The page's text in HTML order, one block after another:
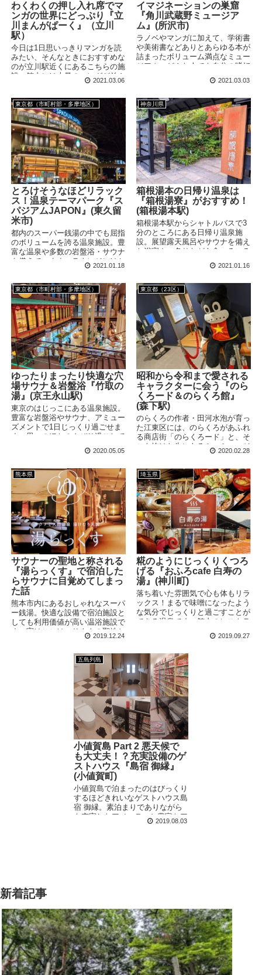
わくわくの押し入れ席でマ
ンガの世界にどっぷり『立
川まんがぱーく』（立川
駅）
今日は1日思いっきりマンガを読
みたい、そんなときにおすすめな
のが立川駅近くにあるこちらの施
設。館内には大量のマンガが並ん
でおり、時間無制限で読み耽るこ
ようなシートもあり、童心に返っ
て楽しめるスポットです。
2021.03.06
イマジネーションの巣窟
『角川武蔵野ミュージア
ム』(所沢市)
ラノベやマンガに加えて、学術書
や美術書などありとあらゆる本が
詰まったボリューム満点なミュー
ジアム。どんな人でも自分の嗜好
にぴったりハマる一冊に出会える
ハズ。外観・内装ともに非常に凝
見るだけでも楽しめます。
2021.03.03
東京都（市町村部・多摩地区）
とろけそうなほどリラック
ス！温泉テーマパーク『ス
パジアムJAPON』(東久留
米市)
都内のスーパー銭湯の中でも屈指
のボリュームを誇る温泉施設。豊
富な温泉や多数の岩盤浴・サウナ
を備えています。ラウンジにはか
わいくてふかふかのシートがたっ
ンガも読み放題なので、もう住ん
でしまいたくなるスポットです。
2021.01.18
神奈川県
箱根湯本の日帰り温泉は
『箱根湯寮』がおすすめ！
(箱根湯本駅)
箱根湯本駅からシャトルバスで3
分のところにある日帰り温泉施
設。展望露天風呂やサウナを備え
た浴室や、炙りながら食べるいろ
り料理など、まるで山奥の秘湯に
来たような風情あふれるスポッ
クセスできるため、日帰り温泉旅
行にぴったりです。
2021.01.16
東京都（市町村部・多摩地区）
ゆったりまったり快適な穴
場サウナ＆岩盤浴『竹取の
湯』(京王永山駅)
東京のはじっこにある温泉施設。
豊富な岩盤浴やサウナ、アミュー
ズメントで1日じっくり過ごせま
す。思いのほかのんびり過ごして
しまったため、ゆるめにレポート
2020.05.05
東京都（23区）
昭和から令和まで愛される
キャラクターに会う『のら
くろード＆のらくろ館』
(森下駅)
のらくろの作者・田河水泡が育っ
た江東区には、のらくろがあふれ
る商店街「のらくろード」と、そ
こを抜けた先にあるミニミュージ
アム「のらくろ館」があります。
名作マンガにどっぷりつかりま
す。
2020.02.28
熊本県
サウナーの聖地と称される
『湯らっくす』で宿泊した
らサウナに目覚めてしまっ
た話
熊本市内にあるおしゃれなスーパ
ー銭湯。快適な設備で宿泊施設と
しても利用価値が高い温浴施設で
す。実はここは、サウナの聖地と
も言われている場所。サウナーで
ューしてしまいました！
2019.12.24
埼玉県
糀のようにじっくりくつろ
げる『おふろcafe 白寿の
湯』(神川町)
落ち着いた雰囲気で心も体もリラ
ックス！まるで味噌になったよう
な気分でじっくりと過ごすことが
できる温泉です。館内のレストラ
ンでは糀を用いたこだわりのヘル
シーメニューがそろっています。
2019.09.27
五島列島
小値賀島 Part 2 悪天候で
も大丈夫！？充実設備のゲ
ストハウス『島宿 御縁』
(小値賀町)
小値賀島で泊まったのはびっくり
するほどきれいなゲストハウス島
宿 御縁。素泊まりでありながら
も充実したアメニティと豊富なア
イテムで、友達の家みたいに居心
2019.08.03
新着記事